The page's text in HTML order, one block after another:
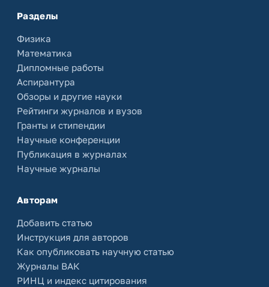
Разделы
Физика
Математика
Дипломные работы
Аспирантура
Обзоры и другие науки
Рейтинги журналов и вузов
Гранты и стипендии
Научные конференции
Публикация в журналах
Научные журналы
Авторам
Добавить статью
Инструкция для авторов
Как опубликовать научную статью
Журналы ВАК
РИНЦ и индекс цитирования